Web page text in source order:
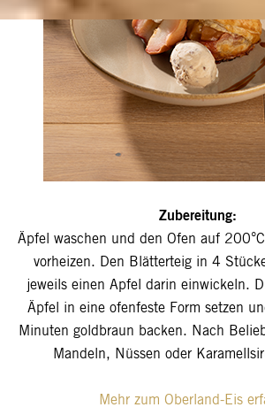
Zubereitung:
Äpfel waschen und den Ofen auf
vorheizen. Den Blätterteig in 4
jeweils einen Apfel darin einwickeln.
Äpfel in eine ofenfeste Form setzen
Minuten goldbraun backen. Nach
Mandeln, Nüssen oder
Mehr zum Oberland-Eis